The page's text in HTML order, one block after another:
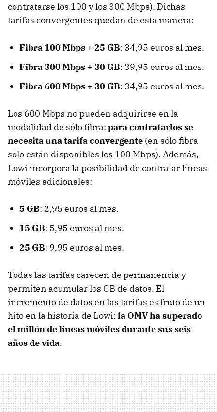
contratarse los 100 y los 300 Mbps). Dichas
tarifas convergentes quedan de esta manera:
Fibra 100 Mbps + 25 GB: 34,95 euros al mes.
Fibra 300 Mbps + 30 GB: 39,95 euros al mes.
Fibra 600 Mbps + 30 GB: 34,95 euros al mes.
Los 600 Mbps no pueden adquirirse en la
modalidad de sólo fibra: para contratarlos se
necesita una tarifa convergente (en sólo fibra
sólo están disponibles los 100 Mbps). Además,
Lowi incorpora la posibilidad de contratar líneas
móviles adicionales:
5 GB: 2,95 euros al mes.
15 GB: 5,95 euros al mes.
25 GB: 9,95 euros al mes.
Todas las tarifas carecen de permanencia y
permiten acumular los GB de datos. El
incremento de datos en las tarifas es fruto de un
hito en la historia de Lowi: la OMV ha superado
el millón de líneas móviles durante sus seis
años de vida.